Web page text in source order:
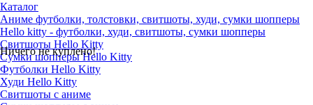
Ничего не куплено!
Каталог
Аниме футболки, толстовки, свитшоты, худи, сумки шопперы
Hello kitty - футболки, худи, свитшоты, сумки шопперы
Свитшоты Hello Kitty
Сумки шопперы Hello Kitty
Футболки Hello Kitty
Худи Hello Kitty
Свитшоты с аниме